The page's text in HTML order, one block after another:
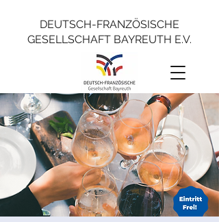
DEUTSCH-FRANZÖSISCHE
GESELLSCHAFT BAYREUTH E.V.